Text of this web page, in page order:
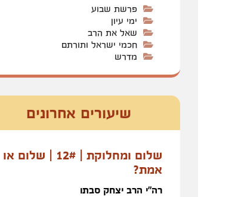
פרשת שבוע
ימי עיון
שאל את הרב
חכמי ישראל ותורתם
מדרש
שיעורים אחרונים
שלום ומחלוקת | 12# | שלום או
אמת?
רה"י הרב יצחק סבתו